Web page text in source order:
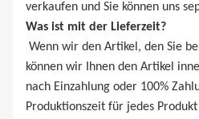
verkaufen und Sie können uns
Was ist mit der Lieferzeit?
Wenn wir den Artikel, den Sie
können wir Ihnen den Artikel
nach Einzahlung oder 100%
Produktionszeit für jedes